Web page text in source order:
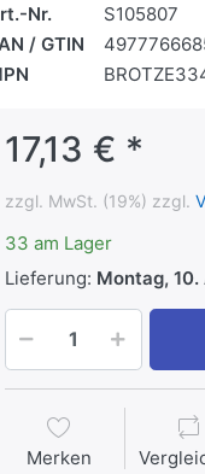
Nr.
S105807
/ GTIN
17,13 € *
zzgl. MwSt. (19%) zzgl.
33 am Lager
Lieferung: Montag, 10.
Merken